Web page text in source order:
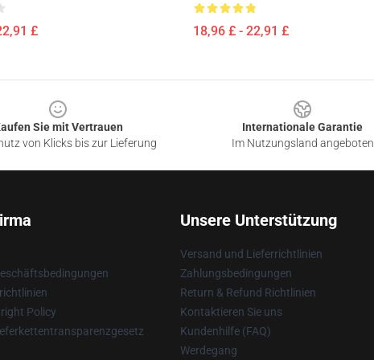
£ 18,96 £ - 22,91 £
Sie mit Vertrauen
von Klicks bis zur Lieferung
Internationale Garantie
Im Nutzungsland angeboten
Policy
Unsere Unterstützung
Versand und Lieferrichtlinien
Zahlungsbedingungen
Return & Refund Richtlinien
Kontaktieren Sie uns
Kundenhilfe (FAQ)
Werdegang